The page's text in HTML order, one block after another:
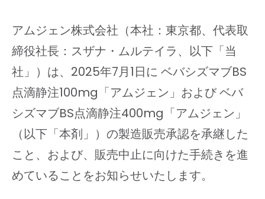
アムジェン株式会社（本社：東京都、代表取
締役社長：スザナ・ムルテイラ、以下「当
社」）は、2025年7月1日に ベバシズマブBS
点滴静注100mg「アムジェン」および ベバ
シズマブBS点滴静注400mg「アムジェン」
（以下「本剤」）の製造販売承認を承継した
こと、および、販売中止に向けた手続きを進
めていることをお知らせいたします。